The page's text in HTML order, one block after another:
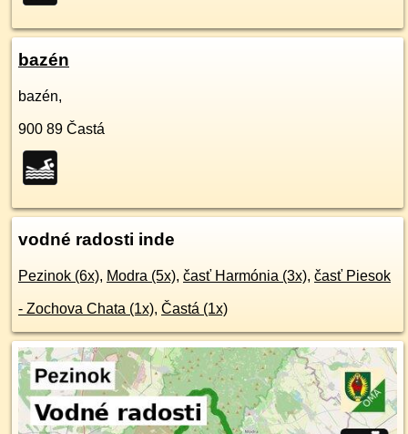
bazén
bazén,
900 89 Častá
vodné radosti inde
Pezinok (6x), Modra (5x), časť Harmónia (3x), časť Piesok
- Zochova Chata (1x), Častá (1x)